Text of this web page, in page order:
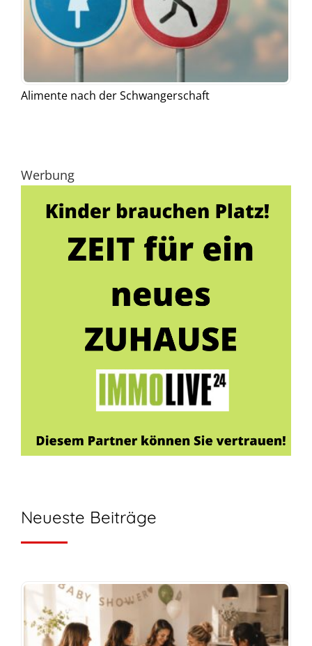
Alimente nach der Schwangerschaft
Werbung
Neueste Beiträge